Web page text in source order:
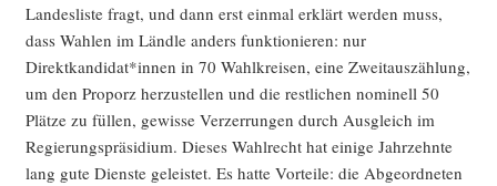
Lan­des­lis­te fragt, und dann erst ein­mal erklärt wer­den muss,
dass Wah­len im Länd­le anders funk­tio­nie­ren: nur
Direktkandidat*innen in 70 Wahl­krei­sen, eine Zweit­aus­zäh­lung,
um den Pro­porz her­zu­stel­len und die rest­li­chen nomi­nell 50
Plät­ze zu fül­len, gewis­se Ver­zer­run­gen durch Aus­gleich im
Regie­rungs­prä­si­di­um. Die­ses Wahl­recht hat eini­ge Jahr­zehn­te
lang gute Diens­te geleis­tet. Es hat­te Vor­tei­le: die Abge­ord­ne­ten